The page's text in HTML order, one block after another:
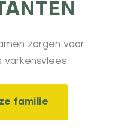
zorgen voor
varkensvlees.
familie